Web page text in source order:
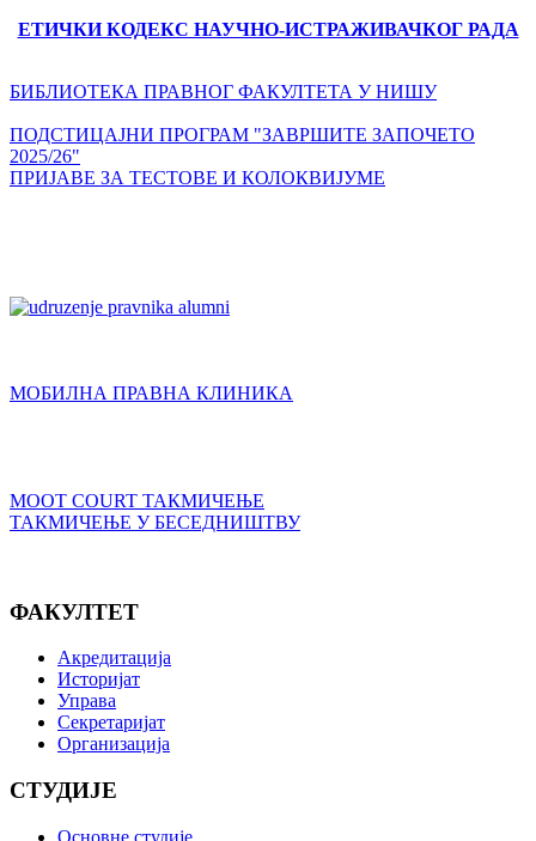
ЕТИЧКИ КОДЕКС НАУЧНО-ИСТРАЖИВАЧКОГ РАДА
БИБЛИОТЕКА ПРАВНОГ ФАКУЛТЕТА У НИШУ
ПОДСТИЦАЈНИ ПРОГРАМ "ЗАВРШИТЕ ЗАПОЧЕТО
2025/26"
ПРИЈАВЕ ЗА ТЕСТОВЕ И КОЛОКВИЈУМЕ
МОБИЛНА ПРАВНА КЛИНИКА
MOOT COURT ТАКМИЧЕЊЕ
ТАКМИЧЕЊЕ У БЕСЕДНИШТВУ
ФАКУЛТЕТ
Акредитација
Историјат
Управа
Секретаријат
Организација
СТУДИЈЕ
Основне студије